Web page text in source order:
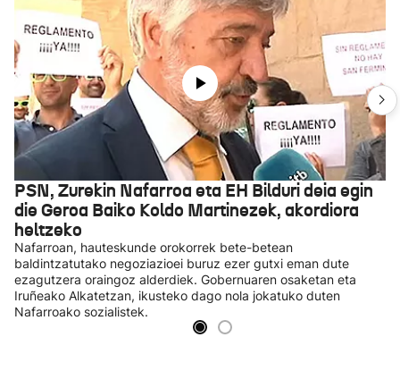
PSN, Zurekin Nafarroa eta EH Bilduri deia egin
die Geroa Baiko Koldo Martinezek, akordiora
heltzeko
Nafarroan, hauteskunde orokorrek bete-betean
baldintzatutako negoziazioei buruz ezer gutxi eman dute
ezagutzera oraingoz alderdiek. Gobernuaren osaketan eta
Iruñeako Alkatetzan, ikusteko dago nola jokatuko duten
Nafarroako sozialistek.